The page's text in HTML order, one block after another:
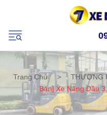
Trang Chủ > THƯƠNG
Bán] Xe Nâng Dầu